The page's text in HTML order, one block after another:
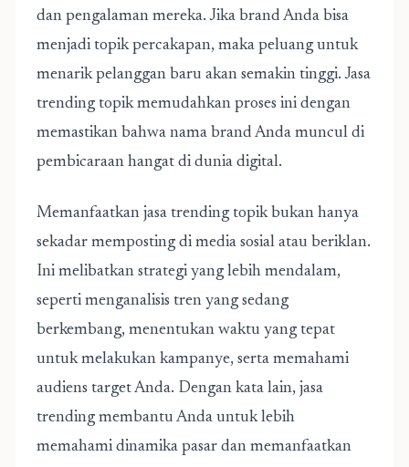
dan pengalaman mereka. Jika brand Anda bisa
menjadi topik percakapan, maka peluang untuk
menarik pelanggan baru akan semakin tinggi. Jasa
trending topik memudahkan proses ini dengan
memastikan bahwa nama brand Anda muncul di
pembicaraan hangat di dunia digital.
Memanfaatkan jasa trending topik bukan hanya
sekadar memposting di media sosial atau beriklan.
Ini melibatkan strategi yang lebih mendalam,
seperti menganalisis tren yang sedang
berkembang, menentukan waktu yang tepat
untuk melakukan kampanye, serta memahami
audiens target Anda. Dengan kata lain, jasa
trending membantu Anda untuk lebih
memahami dinamika pasar dan memanfaatkan